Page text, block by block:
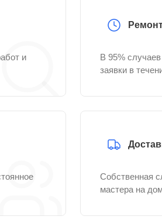
и
В 95%
заявки в
Собственная
мастера на